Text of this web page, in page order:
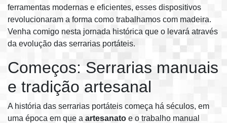
ferramentas modernas e eficientes, esses dispositivos
revolucionaram a forma como trabalhamos com madeira.
Venha comigo nesta jornada histórica que o levará através
da evolução das serrarias portáteis.
Começos: Serrarias manuais
e tradição artesanal
A história das serrarias portáteis começa há séculos, em
uma época em que a artesanato e o trabalho manual